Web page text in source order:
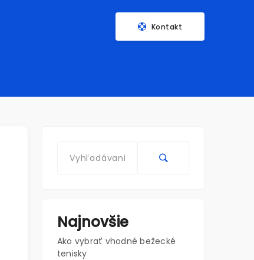
Kontakt
Najnovšie
Ako vybrať vhodné bežecké
tenisky